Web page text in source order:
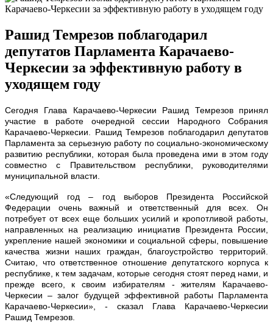
Рашид Темрезов поблагодарил
депутатов Парламента Карачаево-
Черкесии за эффективную работу в
уходящем году
Сегодня Глава Карачаево-Черкесии Рашид Темрезов принял
участие в работе очередной сессии Народного Собрания
Карачаево-Черкесии. Рашид Темрезов поблагодарил депутатов
Парламента за серьезную работу по социально-экономическому
развитию республики, которая была проведена ими в этом году
совместно с Правительством республики, руководителями
муниципальной власти.
«Следующий год – год выборов Президента Российской
Федерации очень важный и ответственный для всех. Он
потребует от всех еще больших усилий и кропотливой работы,
направленных на реализацию инициатив Президента России,
укрепление нашей экономики и социальной сферы, повышение
качества жизни наших граждан, благоустройство территорий.
Считаю, что ответственное отношение депутатского корпуса к
республике, к тем задачам, которые сегодня стоят перед нами, и
прежде всего, к своим избирателям - жителям Карачаево-
Черкесии – залог будущей эффективной работы Парламента
Карачаево-Черкесии», - сказал Глава Карачаево-Черкесии
Рашид Темрезов.